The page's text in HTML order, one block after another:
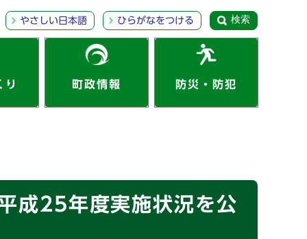
やさしい日本語 ひらがなをつける 検索
り 町政情報 防災・防犯
成25年度実施状況を公